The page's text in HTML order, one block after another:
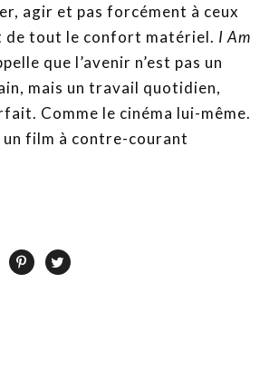
agir et pas forcément à ceux
de tout le confort matériel. I Am
que l’avenir n’est pas un
mais un travail quotidien,
Comme le cinéma lui-même.
un film à contre-courant